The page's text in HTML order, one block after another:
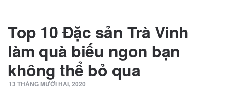
Top 10 Đặc sản Trà Vinh
làm quà biếu ngon bạn
không thể bỏ qua
13 THÁNG MƯỜI HAI, 2020